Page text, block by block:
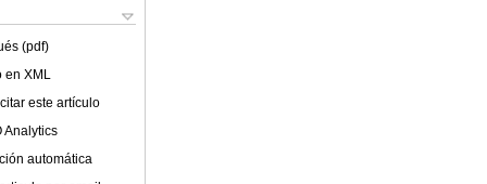
(pdf)
en XML
este artículo
Analytics
automática